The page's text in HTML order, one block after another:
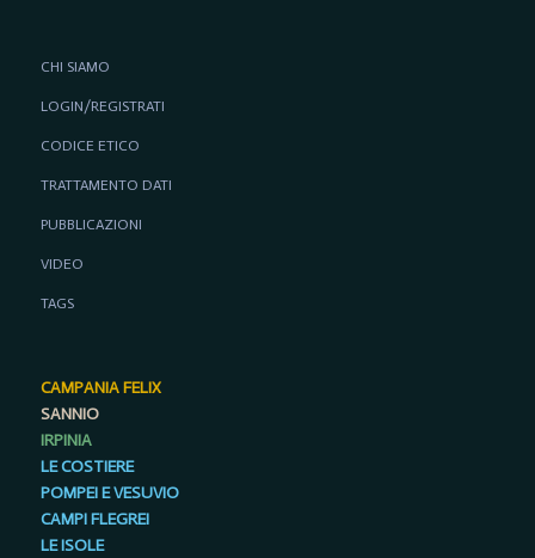
CHI SIAMO
LOGIN/REGISTRATI
CODICE ETICO
TRATTAMENTO DATI
PUBBLICAZIONI
VIDEO
TAGS
CAMPANIA FELIX
SANNIO
IRPINIA
LE COSTIERE
POMPEI E VESUVIO
CAMPI FLEGREI
LE ISOLE